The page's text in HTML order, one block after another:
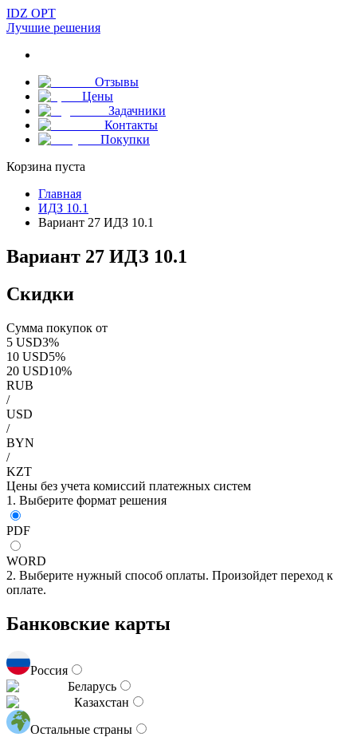
IDZ OPT
Лучшие решения
Отзывы
Цены
Задачники
Контакты
Покупки
Корзина пуста
Главная
ИДЗ 10.1
Вариант 27 ИДЗ 10.1
Вариант 27 ИДЗ 10.1
Скидки
Сумма покупок от
5 USD3%
10 USD5%
20 USD10%
RUB
/
USD
/
BYN
/
KZT
Цены без учета комиссий платежных систем
1. Выберите формат решения
PDF
WORD
2. Выберите нужный способ оплаты. Произойдет переход к
оплате.
Банковские карты
Россия
Беларусь
Казахстан
Остальные страны